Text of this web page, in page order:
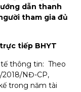
dẫn thanh
tham gia đủ
tiếp BHYT
tế thông tin: Theo
NĐ-CP,
trong năm tài